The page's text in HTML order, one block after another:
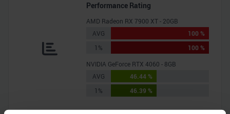
Performance Rating
AMD Radeon RX 7900 XT - 20GB
AVG
100 %
1%
100 %
NVIDIA GeForce RTX 4060 - 8GB
AVG
46.44 %
1%
46.39 %